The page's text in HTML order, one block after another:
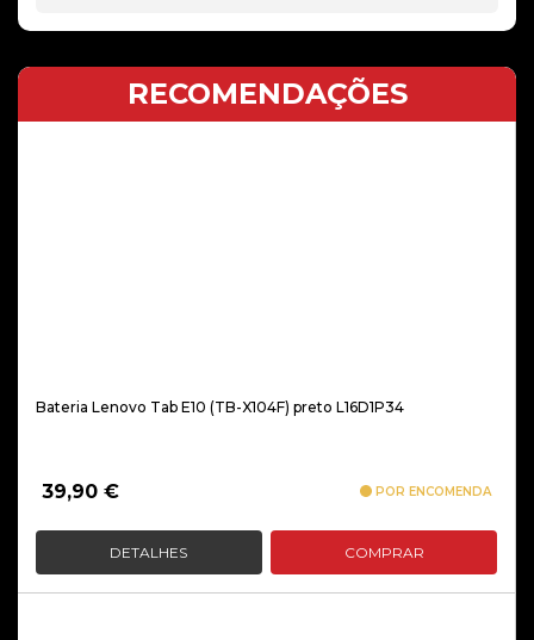
RECOMENDAÇÕES
Bateria Lenovo Tab E10 (TB-X104F) preto L16D1P34
39,90 € POR ENCOMENDA
DETALHES COMPRAR